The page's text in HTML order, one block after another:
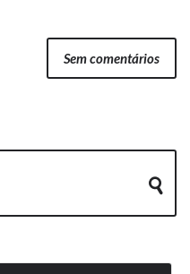
Sem comentários